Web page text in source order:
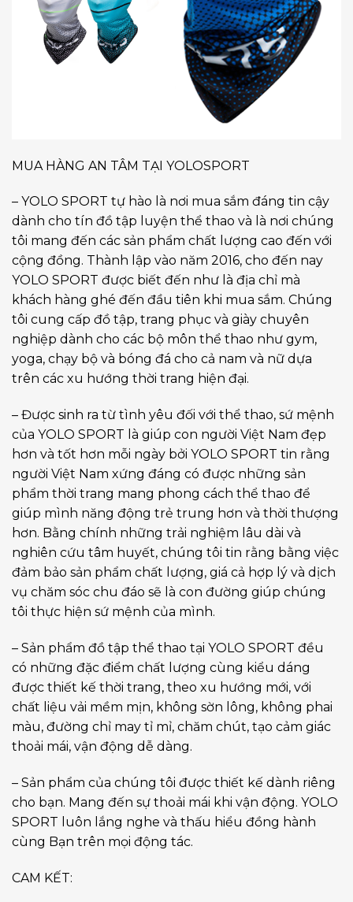
MUA HÀNG AN TÂM TẠI YOLOSPORT
– YOLO SPORT tự hào là nơi mua sắm đáng tin cậy
dành cho tín đồ tập luyện thể thao và là nơi chúng
tôi mang đến các sản phẩm chất lượng cao đến với
cộng đồng. Thành lập vào năm 2016, cho đến nay
YOLO SPORT được biết đến như là địa chỉ mà
khách hàng ghé đến đầu tiên khi mua sắm. Chúng
tôi cung cấp đồ tập, trang phục và giày chuyên
nghiệp dành cho các bộ môn thể thao như gym,
yoga, chạy bộ và bóng đá cho cả nam và nữ dựa
trên các xu hướng thời trang hiện đại.
– Được sinh ra từ tình yêu đối với thể thao, sứ mệnh
của YOLO SPORT là giúp con người Việt Nam đẹp
hơn và tốt hơn mỗi ngày bởi YOLO SPORT tin rằng
người Việt Nam xứng đáng có được những sản
phẩm thời trang mang phong cách thể thao để
giúp mình năng động trẻ trung hơn và thời thượng
hơn. Bằng chính những trải nghiệm lâu dài và
nghiên cứu tâm huyết, chúng tôi tin rằng bằng việc
đảm bảo sản phẩm chất lượng, giá cả hợp lý và dịch
vụ chăm sóc chu đáo sẽ là con đường giúp chúng
tôi thực hiện sứ mệnh của mình.
– Sản phẩm đồ tập thể thao tại YOLO SPORT đều
có những đặc điểm chất lượng cùng kiểu dáng
được thiết kế thời trang, theo xu hướng mới, với
chất liệu vải mềm mịn, không sờn lông, không phai
màu, đường chỉ may tỉ mỉ, chăm chút, tạo cảm giác
thoải mái, vận động dễ dàng.
– Sản phẩm của chúng tôi được thiết kế dành riêng
cho bạn. Mang đến sự thoải mái khi vận động. YOLO
SPORT luôn lắng nghe và thấu hiểu đồng hành
cùng Bạn trên mọi động tác.
CAM KẾT: